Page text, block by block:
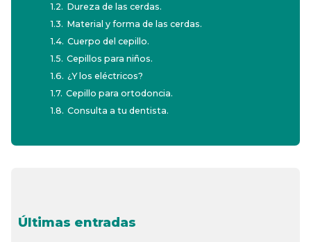
1.2. Dureza de las cerdas.
1.3. Material y forma de las cerdas.
1.4. Cuerpo del cepillo.
1.5. Cepillos para niños.
1.6. ¿Y los eléctricos?
1.7. Cepillo para ortodoncia.
1.8. Consulta a tu dentista.
Últimas entradas